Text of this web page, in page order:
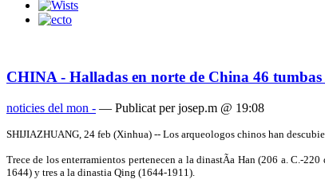
CHINA - Halladas en norte de China 46
noticies del mon - — Publicat per josep.m @ 19:08
SHIJIAZHUANG, 24 feb (Xinhua) -- Los arqueologos chinos han
Trece de los enterramientos pertenecen a la dinastÃ­a Han (206 a. C.-
1644) y tres a la dinasti­a Qing (1644-1911).